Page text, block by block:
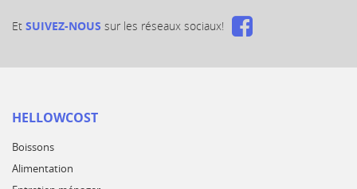
Et SUIVEZ-NOUS sur les réseaux sociaux!
HELLOWCOST
Boissons
Alimentation